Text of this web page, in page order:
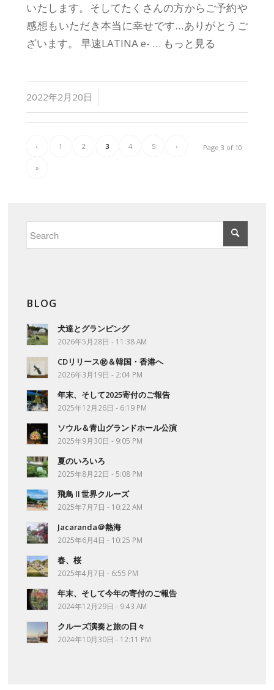
いたします。そしてたくさんの方からご予約や
感想もいただき本当に幸せです…ありがとうご
ざいます。 早速LATINA e- … もっと見る
2022年2月20日
Page 3 of 10
‹ 1 2 3 4 5 ›
»
BLOG
犬達とグランピング
2026年5月28日 - 11:38 AM
CDリリース㊗＆韓国・香港へ
2026年3月19日 - 2:04 PM
年末、そして2025寄付のご報告
2025年12月26日 - 6:19 PM
ソウル＆青山グランドホール公演
2025年9月30日 - 9:05 PM
夏のいろいろ
2025年8月22日 - 5:08 PM
飛鳥Ⅱ世界クルーズ
2025年7月7日 - 10:22 AM
Jacaranda＠熱海
2025年6月4日 - 10:25 PM
春、桜
2025年4月7日 - 6:55 PM
年末、そして今年の寄付のご報告
2024年12月29日 - 9:43 AM
クルーズ演奏と旅の日々
2024年10月30日 - 12:11 PM